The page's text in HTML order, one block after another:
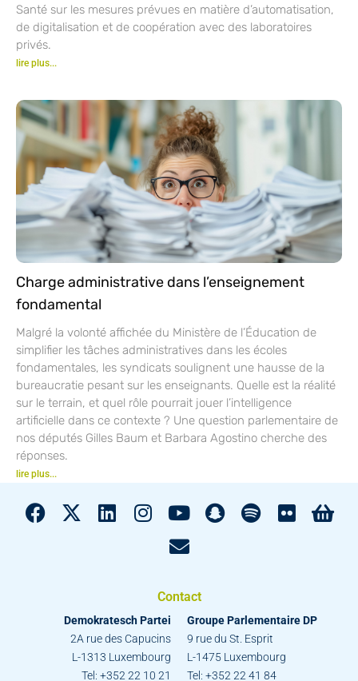
Santé sur les mesures prévues en matière d’automatisation,
de digitalisation et de coopération avec des laboratoires
privés.
lire plus...
Charge administrative dans l’enseignement
fondamental
Malgré la volonté affichée du Ministère de l’Éducation de
simplifier les tâches administratives dans les écoles
fondamentales, les syndicats soulignent une hausse de la
bureaucratie pesant sur les enseignants. Quelle est la réalité
sur le terrain, et quel rôle pourrait jouer l’intelligence
artificielle dans ce contexte ? Une question parlementaire de
nos députés Gilles Baum et Barbara Agostino cherche des
réponses.
lire plus...
Contact
Demokratesch Partei
2A rue des Capucins
L-1313 Luxembourg
Tel: +352 22 10 21
Groupe Parlementaire DP
9 rue du St. Esprit
L-1475 Luxembourg
Tel: +352 22 41 84